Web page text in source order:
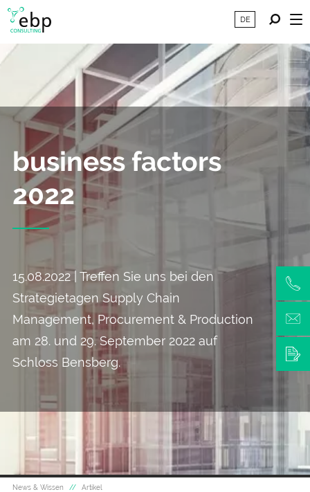
DE
business factors
2022
15.08.2022 | Treffen Sie uns bei den
Strategietagen Supply Chain
Management, Procurement & Production
am 28. und 29. September 2022 auf
Schloss Bensberg.
News & Wissen Artikel